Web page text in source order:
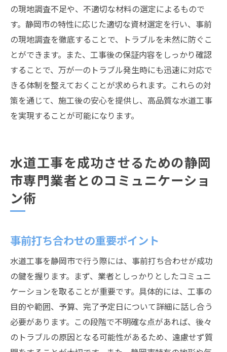
の現地調査不足や、不適切な材料の選定によるもので
す。静岡市の特性に応じた適切な資材選定を行い、事前
の現地調査を徹底することで、トラブルを未然に防ぐこ
とができます。また、工事後の保証内容をしっかり確認
することで、万が一のトラブル発生時にも迅速に対応で
きる体制を整えておくことが求められます。これらの対
策を通じて、施工後の安心を提供し、高品質な水道工事
を実現することが可能になります。
水道工事を成功させるための静岡
市専門業者とのコミュニケーショ
ン術
事前打ち合わせの重要ポイント
水道工事を静岡市で行う際には、事前打ち合わせが成功
の鍵を握ります。まず、業者としっかりとしたコミュニ
ケーションを取ることが重要です。具体的には、工事の
目的や範囲、予算、完了予定日について詳細に話し合う
必要があります。この段階で不明確な点があれば、後々
のトラブルの原因となる可能性があるため、遠慮せず質